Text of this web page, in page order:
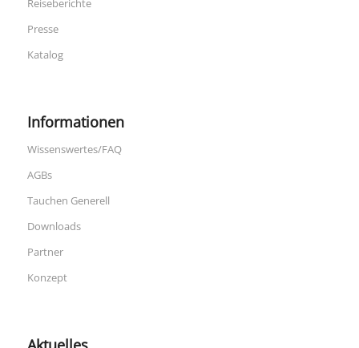
Reiseberichte
Presse
Katalog
Informationen
Wissenswertes/FAQ
AGBs
Tauchen Generell
Downloads
Partner
Konzept